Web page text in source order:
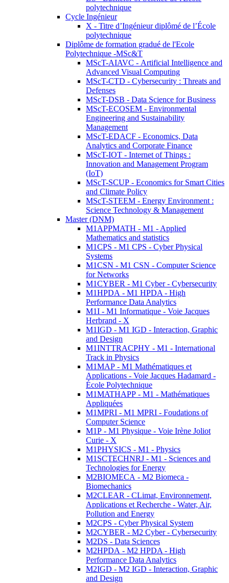
polytechnique
Cycle Ingénieur
X - Titre d’Ingénieur diplômé de l’École
polytechnique
Diplôme de formation gradué de l'Ecole
Polytechnique -MSc&T
MScT-AIAVC - Artificial Intelligence and
Advanced Visual Computing
MScT-CTD - Cybersecurity : Threats and
Defenses
MScT-DSB - Data Science for Business
MScT-ECOSEM - Environmental
Engineering and Sustainability
Management
MScT-EDACF - Economics, Data
Analytics and Corporate Finance
MScT-IOT - Internet of Things :
Innovation and Management Program
(IoT)
MScT-SCUP - Economics for Smart Cities
and Climate Policy
MScT-STEEM - Energy Environment :
Science Technology & Management
Master (DNM)
M1APPMATH - M1 - Applied
Mathematics and statistics
M1CPS - M1 CPS - Cyber Physical
Systems
M1CSN - M1 CSN - Computer Science
for Networks
M1CYBER - M1 Cyber - Cybersecurity
M1HPDA - M1 HPDA - High
Performance Data Analytics
M1I - M1 Informatique - Voie Jacques
Herbrand - X
M1IGD - M1 IGD - Interaction, Graphic
and Design
M1INTTRACPHY - M1 - International
Track in Physics
M1MAP - M1 Mathématiques et
Applications - Voie Jacques Hadamard -
École Polytechnique
M1MATHAPP - M1 - Mathématiques
Appliquées
M1MPRI - M1 MPRI - Foudations of
Computer Science
M1P - M1 Physique - Voie Irène Joliot
Curie - X
M1PHYSICS - M1 - Physics
M1SCTECHNRJ - M1 - Sciences and
Technologies for Energy
M2BIOMECA - M2 Biomeca -
Biomechanics
M2CLEAR - CLimat, Environnement,
Applications et Recherche - Water, Air,
Pollution and Energy
M2CPS - Cyber Physical System
M2CYBER - M2 Cyber - Cybersecurity
M2DS - Data Sciences
M2HPDA - M2 HPDA - High
Performance Data Analytics
M2IGD - M2 IGD - Interaction, Graphic
and Design